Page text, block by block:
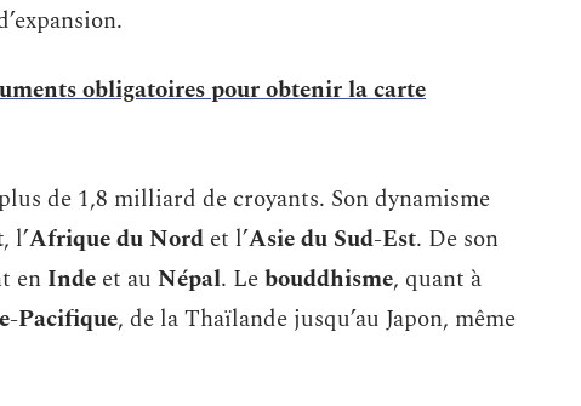
obligatoires pour obtenir la carte
de 1,8 milliard de croyants. Son dynamisme
, l’Afrique du Nord et l’Asie du Sud-Est. De son
en Inde et au Népal. Lebouddhisme, quant à
Pacifique, de la Thaïlande jusqu’au Japon, même